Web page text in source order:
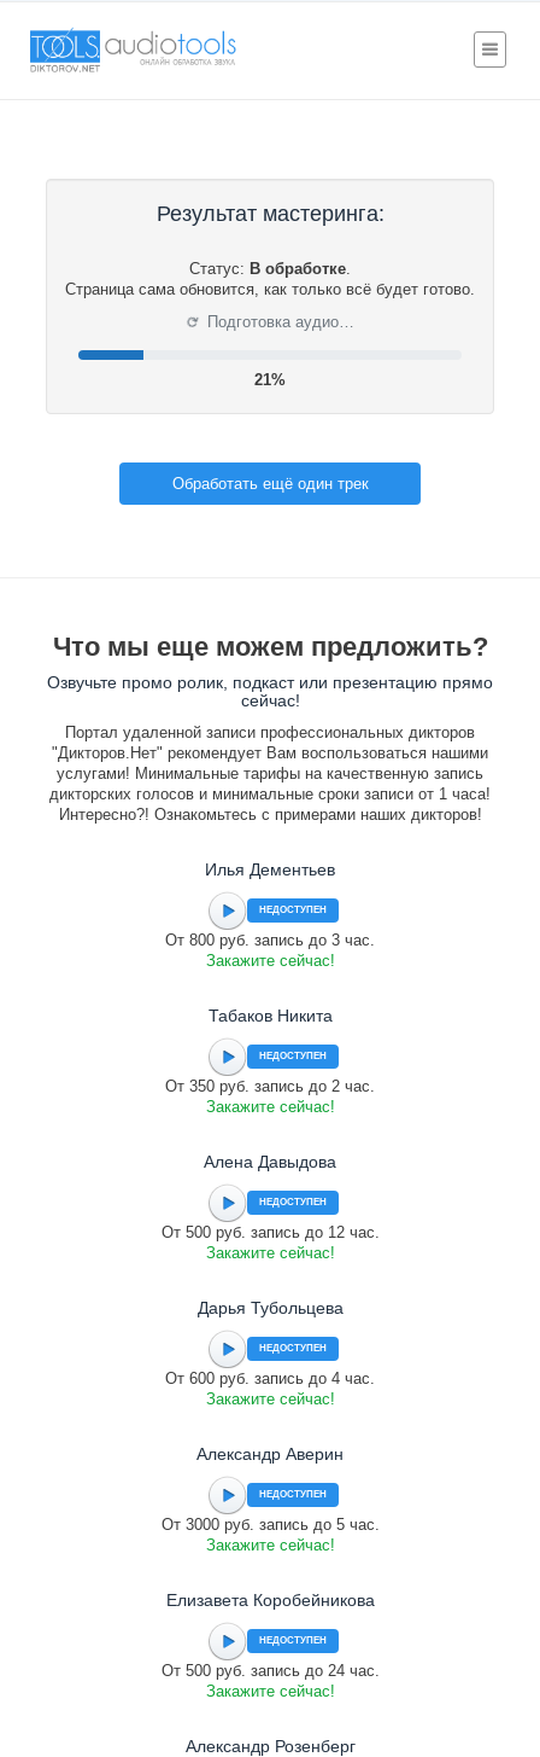
Результат мастеринга:
Статус: В обработке.
Страница сама обновится, как только всё будет готово.
⟳ Подготовка аудио…
21%
Обработать ещё один трек
Что мы еще можем предложить?
Озвучьте промо ролик, подкаст или презентацию прямо
сейчас!
Портал удаленной записи профессиональных дикторов
"Дикторов.Нет" рекомендует Вам воспользоваться нашими
услугами! Минимальные тарифы на качественную запись
дикторских голосов и минимальные сроки записи от 1 часа!
Интересно?! Ознакомьтесь с примерами наших дикторов!
Илья Дементьев
НЕДОСТУПЕН
От 800 руб. запись до 3 час.
Закажите сейчас!
Табаков Никита
НЕДОСТУПЕН
От 350 руб. запись до 2 час.
Закажите сейчас!
Алена Давыдова
НЕДОСТУПЕН
От 500 руб. запись до 12 час.
Закажите сейчас!
Дарья Тубольцева
НЕДОСТУПЕН
От 600 руб. запись до 4 час.
Закажите сейчас!
Александр Аверин
НЕДОСТУПЕН
От 3000 руб. запись до 5 час.
Закажите сейчас!
Елизавета Коробейникова
НЕДОСТУПЕН
От 500 руб. запись до 24 час.
Закажите сейчас!
Александр Розенберг